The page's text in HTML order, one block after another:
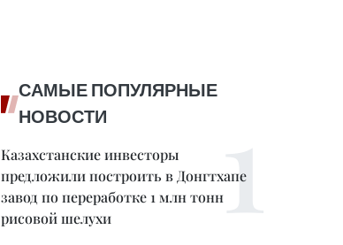
САМЫЕ ПОПУЛЯРНЫЕ
НОВОСТИ
Казахстанские инвесторы
предложили построить в Донгтхапе
завод по переработке 1 млн тонн
рисовой шелухи